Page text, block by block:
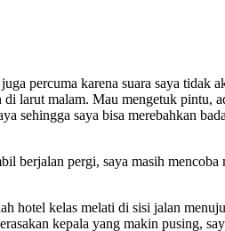
percuma karena suara saya tidak
larut malam. Mau mengetuk pintu,
sehingga saya bisa merebahkan
berjalan pergi, saya masih
hotel kelas melati di sisi jalan
kepala yang makin pusing,